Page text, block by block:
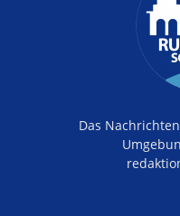
Das